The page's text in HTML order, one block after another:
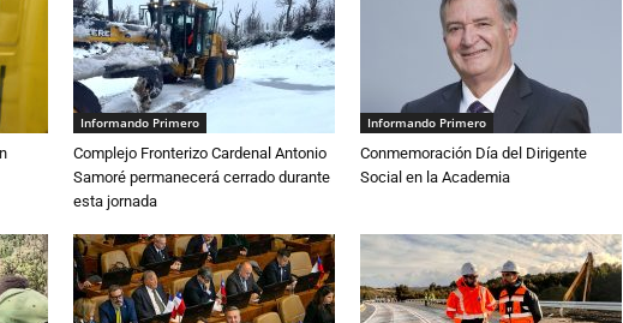
Informando Primero
Complejo Fronterizo Cardenal Antonio
Samoré permanecerá cerrado durante
esta jornada
Informando Primero
Conmemoración Día del Dirigente
Social en la Academia